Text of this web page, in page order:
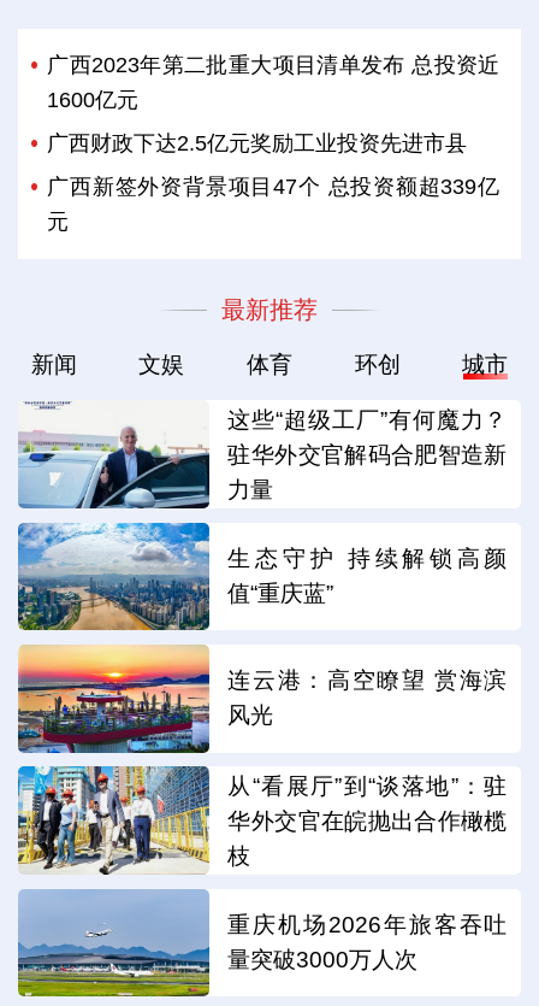
广西2023年第二批重大项目清单发布 总投资近
1600亿元
广西财政下达2.5亿元奖励工业投资先进市县
广西新签外资背景项目47个 总投资额超339亿
元
最新推荐
新闻 文娱 体育 环创 城市
这些“超级工厂”有何魔力？
驻华外交官解码合肥智造新
力量
生态守护 持续解锁高颜
值“重庆蓝”
连云港：高空瞭望 赏海滨
风光
从“看展厅”到“谈落地”：驻
华外交官在皖抛出合作橄榄
枝
重庆机场2026年旅客吞吐
量突破3000万人次